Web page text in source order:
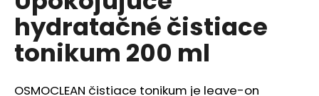
hviezdičiek.
hydratačné čistiace
tonikum 200 ml
OSMOCLEAN čistiace tonikum je leave-on
HĽADAŤ